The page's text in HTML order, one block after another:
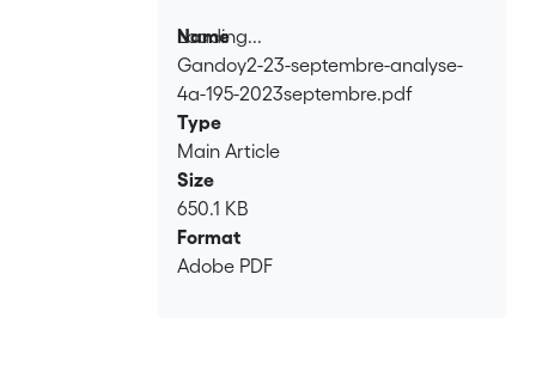
Loading...
Loading...
Name
Gandoy2-23-septembre-analyse-
4a-195-2023septembre.pdf
Type
Main Article
Size
650.1 KB
Format
Adobe PDF